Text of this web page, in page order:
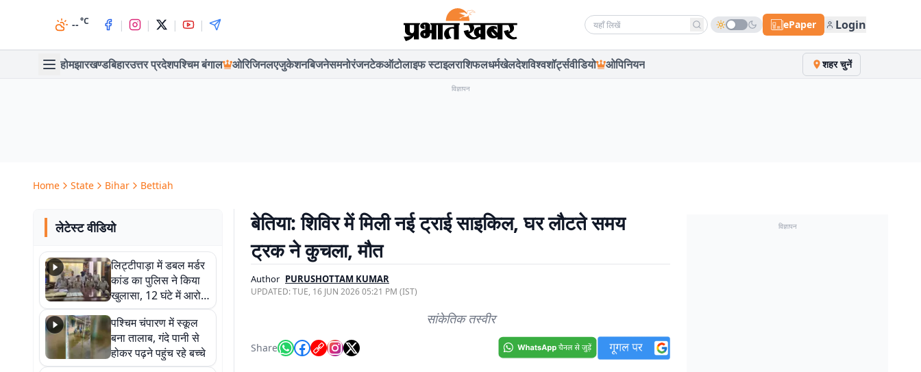
--°C | | | | Search news ePaper Login
होमझारखण्डबिहारउत्तर प्रदेशपश्चिम बंगाल ओरिजिनलएजुकेशनबिजनेसमनोरंजनटेकऑटोलाइफ स्टाइलराशिफलधर्मखेलदेशविश्वशॉर्ट्सवीडियो ओपिनियन शहर चुनें
विज्ञापन
Home State Bihar Bettiah
लेटेस्ट वीडियो
लिट्टीपाड़ा में डबल मर्डर
कांड का पुलिस ने किया
खुलासा, 12 घंटे में आरोपी
गिरफ्तार
पश्चिम चंपारण में स्कूल
बना तालाब, गंदे पानी से
होकर पढ़ने पहुंच रहे बच्चे
बेतिया: शिविर में मिली नई ट्राई साइकिल, घर लौटते समय
ट्रक ने कुचला, मौत
Author PURUSHOTTAM KUMAR
UPDATED:TUE, 16 JUN 2026 05:21 PM (IST)
सांकेतिक तस्वीर
Share
विज्ञापन